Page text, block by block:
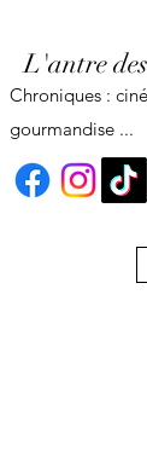
L'antre
Chroniques :
gourmandise ...